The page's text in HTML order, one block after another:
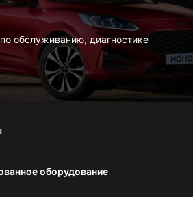
обслуживанию, диагностике
оборудование